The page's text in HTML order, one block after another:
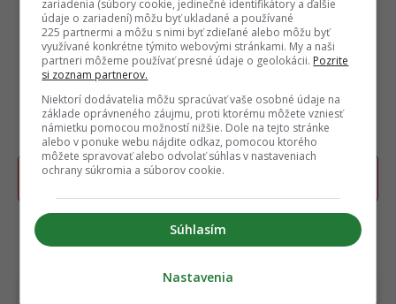
Poslať TIP redakcii na článok
TERAZ ČÍTAJÚ
zariadenia (súbory cookie, jedinečné identifikátory a ďalšie
údaje o zariadení) môžu byť ukladané a používané
225 partnermi a môžu s nimi byť zdieľané alebo môžu byť
využívané konkrétne týmito webovými stránkami. My a naši
partneri môžeme používať presné údaje o geolokácii. Pozrite
si zoznam partnerov.
Niektorí dodávatelia môžu spracúvať vaše osobné údaje na
základe oprávneného záujmu, proti ktorému môžete vzniesť
námietku pomocou možností nižšie. Dole na tejto stránke
alebo v ponuke webu nájdite odkaz, pomocou ktorého
môžete spravovať alebo odvolať súhlas v nastaveniach
ochrany súkromia a súborov cookie.
Súhlasím
Nastavenia